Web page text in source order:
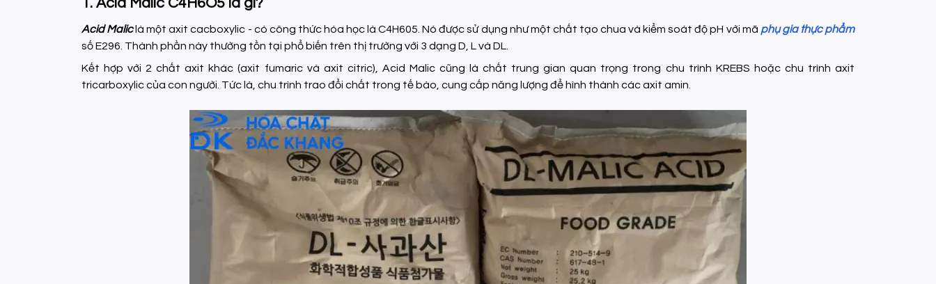
Acid Maliclà một axit cacboxylic - có công thức hóa học là C4H605. Nó được sử dụng như một chất tạo chua và kiểm soát độ pH với mã phụ gia thực phẩm
số E296. Thành phần này thường tồn tại phổ biến trên thị trường với 3 dạng D, L và DL.
Kết hợp với 2 chất axit khác (axit fumaric và axit citric), Acid Malic cũng là chất trung gian quan trọng trong chu trình KREBS hoặc chu trình axit
tricarboxylic của con người. Tức là, chu trình trao đổi chất trong tế bào, cung cấp năng lượng để hình thành các axit amin.